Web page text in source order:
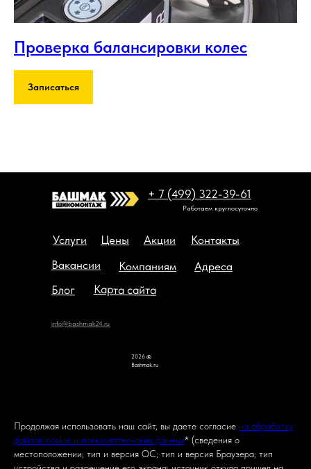
Проверка балансировки колес
Записаться
info@bashmak24.ru
+ 7 (499) 322-39-61
Работаем круглосуточно
2026 ©
Bashmak.ru
Услуги Цены Акции
Контакты
Компаниям
Адреса
Вакансии
Блог Карта сайта
Продолжая использовать наш сайт, вы даете согласие на обработку
файлов cookie и пользовательских данных* (сведения о
местоположении; тип и версия ОС; тип и версия Браузера; тип